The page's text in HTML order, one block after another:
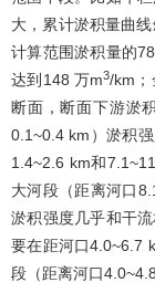
大，累计淤积量曲
计算范围淤积量的
达到148 万m3/km；
断面，断面下游淤
0.1~0.4 km）淤积
1.4~2.6 km和
大河段（距离河口
淤积强度几乎和干
要在距河口4.0~6.7
段（距离河口